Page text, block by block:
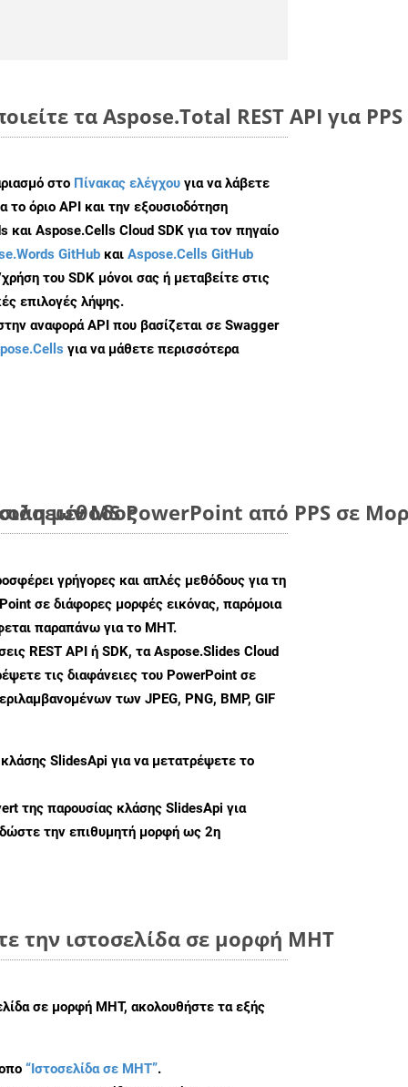
τα Aspose.Total REST API για
στο Πίνακας ελέγχου για να λάβετε
το όριο API και την εξουσιοδότηση
Aspose.Cells Cloud SDK για τον πηγαίο
GitHub και Aspose.Cells GitHub
του SDK μόνοι σας ή μεταβείτε στις
επιλογές λήψης.
αναφορά API που βασίζεται σε Swagger
για να μάθετε περισσότερα
μέθοδος
MS PowerPoint από PPS σε
γρήγορες και απλές μεθόδους για τη
σε διάφορες μορφές εικόνας, παρόμοια
παραπάνω για το MHT.
REST API ή SDK, τα Aspose.Slides Cloud
τις διαφάνειες του PowerPoint σε
των JPEG, PNG, BMP, GIF
SlidesApi για να μετατρέψετε το
της παρουσίας κλάσης SlidesApi για
την επιθυμητή μορφή ως 2η
την ιστοσελίδα σε μορφή MHT
σε μορφή MHT, ακολουθήστε τα εξής
“Ιστοσελίδα σε MHT”.